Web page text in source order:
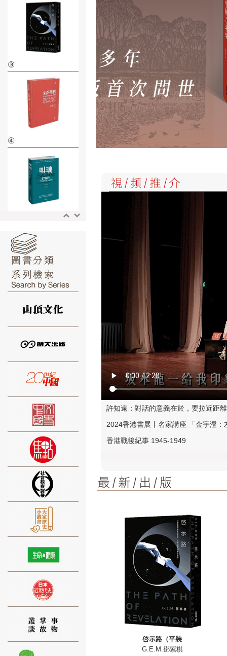
③
④
⑥
許知遠：對話的意義在於，要拉近距
2024香港書展丨名家講座 「金宇澄
香港戰後紀事 1945-1949
2022香港書展_郭漢陽老師套裝_新書
陳煒舜《興衰女仔館》
郭漢揚《車公寶籤細解》
郭漢揚《元嶺傳奇》
中和十週年簡介篇（普通話版）
“深港共讀，雙城同感”活動開啟
張信剛《絲路文明十五講》
閔捷《留法三劍客抽》
郭漢揚《文言課堂的點翠飛花》
啓示路（平裝
G.E.M.鄧紫棋